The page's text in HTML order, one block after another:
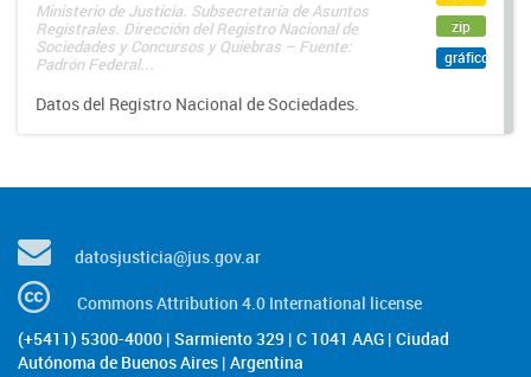
Ministerio de Justicia. Subsecretaría de Asuntos
Registrales. Dirección del Registro Nacional de
Sociedades y Concursos y Quiebras – Fuente:
Padrón Federal...
Datos del Registro Nacional de Sociedades.
zip
gráfico
datosjusticia@jus.gov.ar
Commons Attribution 4.0 International license
(+5411) 5300-4000 | Sarmiento 329 | C 1041 AAG | Ciudad
Autónoma de Buenos Aires | Argentina